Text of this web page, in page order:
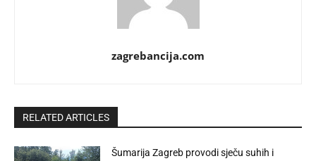
zagrebancija.com
RELATED ARTICLES
Šumarija Zagreb provodi sječu suhih i